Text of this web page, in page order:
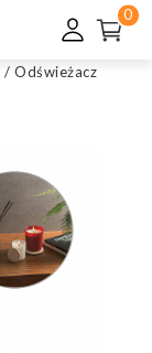
0
/ Odświeżacz